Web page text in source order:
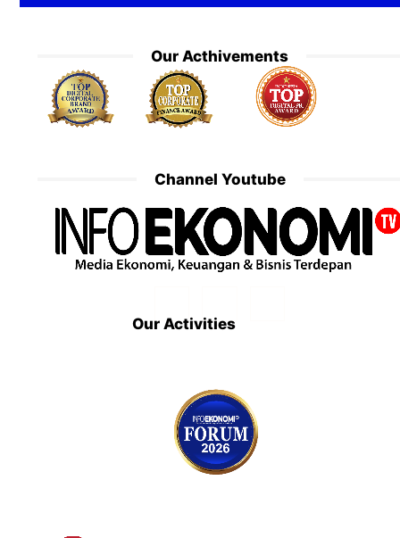
Our Acthivements
Channel Youtube
Our Activities